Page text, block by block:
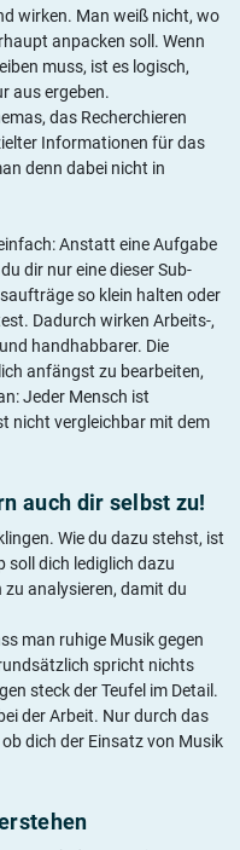
wirken. Man weiß nicht, wo
anpacken soll. Wenn
muss, ist es logisch,
aus ergeben.
das Recherchieren
Informationen für das
denn dabei nicht in
Anstatt eine Aufgabe
dir nur eine dieser Sub-
so klein halten oder
Dadurch wirken Arbeits-,
handhabbarer. Die
anfängst zu bearbeiten,
Jeder Mensch ist
nicht vergleichbar mit dem
auch dir selbst zu!
Wie du dazu stehst, ist
soll dich lediglich dazu
zu analysieren, damit du
man ruhige Musik gegen
spricht nichts
steck der Teufel im Detail.
der Arbeit. Nur durch das
dich der Einsatz von Musik